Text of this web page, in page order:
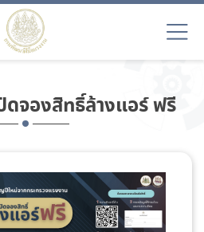
ดจองสิทธิ์ล้างแอร์ ฟรี